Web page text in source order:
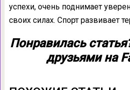
успехи, очень поднимает
своих силах. Спорт развивает
Понравилась
друзьями на